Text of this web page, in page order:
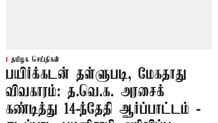
தமிழக செய்திகள்
பயிர்க்கடன் தள்ளுபடி, மேகதாது
விவகாரம்: த.வெ.க. அரசைக்
கண்டித்து 14-ந்தேதி ஆர்ப்பாட்டம் -